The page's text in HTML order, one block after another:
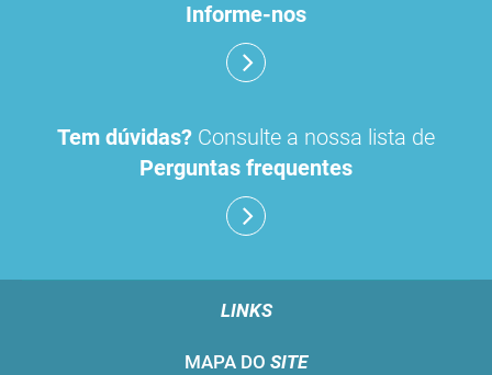
Informe-nos
Tem dúvidas? Consulte a nossa lista de
Perguntas frequentes
LINKS
MAPA DO SITE